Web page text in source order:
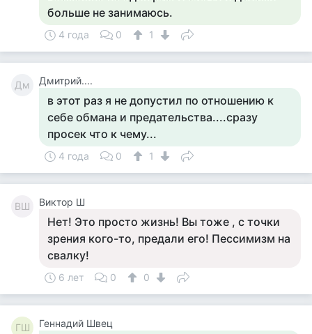
больше не занимаюсь.
4 года 0 1
Дм Дмитрий....
в этот раз я не допустил по отношению к
себе обмана и предательства....сразу
просек что к чему...
4 года 0 1
ВШ Виктор Ш
Нет! Это просто жизнь! Вы тоже , с точки
зрения кого-то, предали его! Пессимизм на
свалку!
6 лет 0 0
ГШ Геннадий Швец